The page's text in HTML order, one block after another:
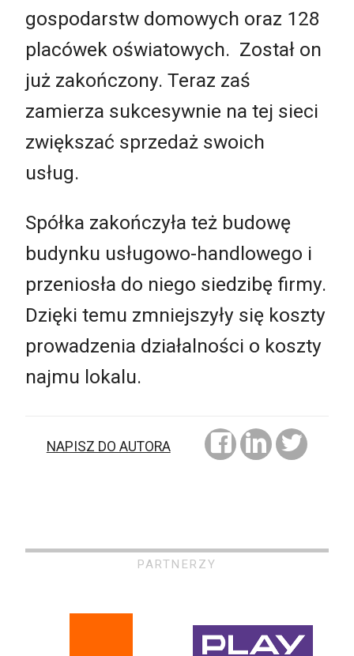
gospodarstw domowych oraz 128
placówek oświatowych. Został on
już zakończony. Teraz zaś
zamierza sukcesywnie na tej sieci
zwiększać sprzedaż swoich
usług.
Spółka zakończyła też budowę
budynku usługowo-handlowego i
przeniosła do niego siedzibę firmy.
Dzięki temu zmniejszyły się koszty
prowadzenia działalności o koszty
najmu lokalu.
NAPISZ DO AUTORA
PARTNERZY